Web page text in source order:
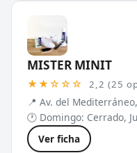
MISTER MINIT
★★☆☆☆ 2,2 (25
📍 Av. del
🕐 Domingo: Cerrado,
Ver ficha